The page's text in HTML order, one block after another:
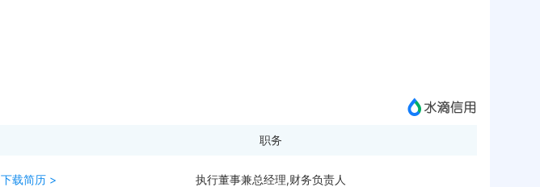
职务
下载简历 > 执行董事兼总经理,财务负责人